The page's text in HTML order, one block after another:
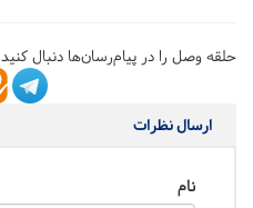
حلقه وصل را در پیام‌رسان‌ها دنبال کنید
ارسال نظرات
نام